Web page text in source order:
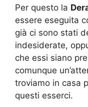
Per questo la
essere eseguita
già ci sono stati
indesiderate,
che essi siano
comunque
troviamo in casa
questi esserci.